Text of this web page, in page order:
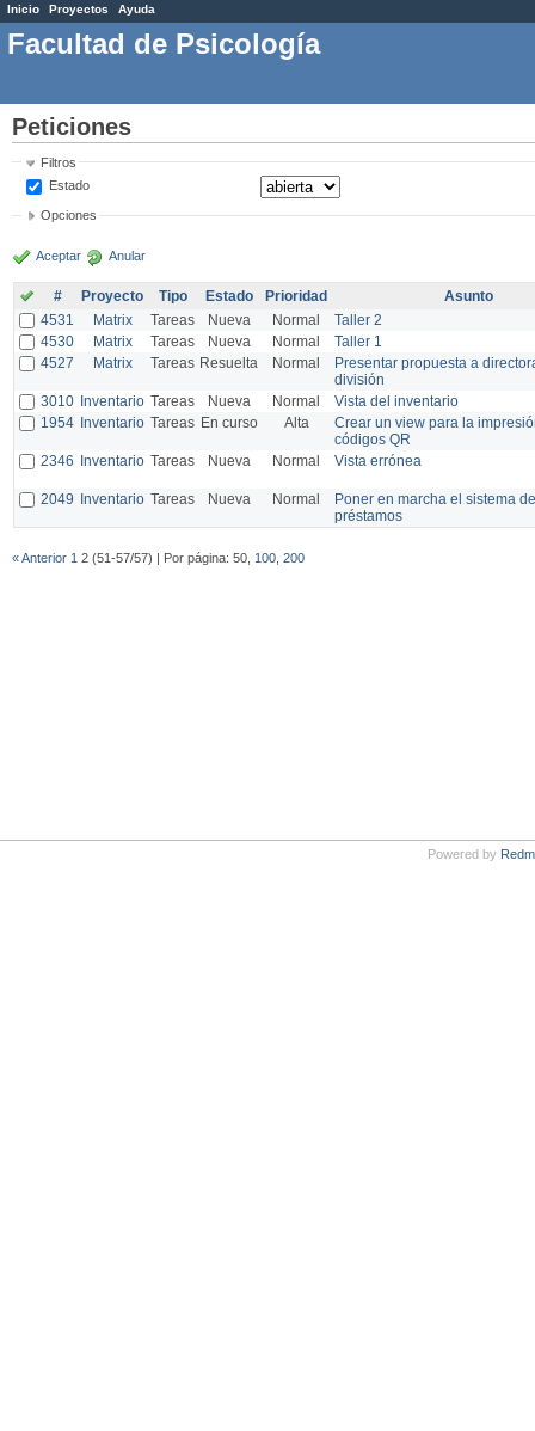
Inicio Proyectos Ayuda
Facultad de Psicología
Peticiones
Filtros
Estado
Opciones
Aceptar Anular
# Proyecto Tipo Estado Prioridad
Asunto
4531
Matrix Tareas Nueva Normal
Taller 2
4530
Matrix Tareas Nueva Normal
Taller 1
4527
Matrix Tareas Resuelta Normal
Presentar propuesta a
división
3010 Inventario Tareas Nueva Normal
Vista del inventario
1954 Inventario Tareas En curso Alta
Crear un view para la
códigos QR
2346 Inventario Tareas Nueva Normal Vista errónea
2049 Inventario Tareas Nueva Normal
Poner en marcha el sistema de
préstamos
« Anterior 1 2 (51-57/57) | Por página: 50, 100 200
Powered by